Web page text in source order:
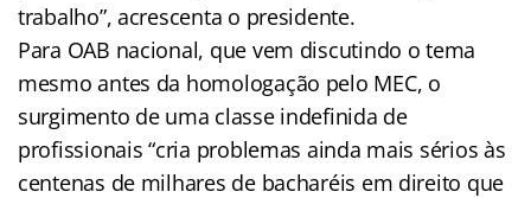
trabalho”, acrescenta o presidente.
Para OAB nacional, que vem discutindo o tema
mesmo antes da homologação pelo MEC, o
surgimento de uma classe indefinida de
profissionais “cria problemas ainda mais sérios às
centenas de milhares de bacharéis em direito que